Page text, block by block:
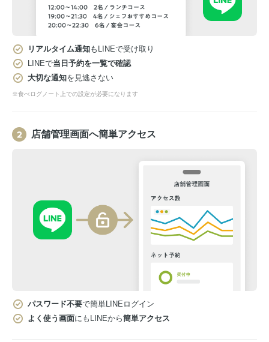
リアルタイム通知もLINEで受け取り
LINEで当日予約を一覧で確認
大切な通知を見逃さない
※食べログノート上での設定が必要になります
店舗管理画面へ簡単アクセス
パスワード不要で簡単LINEログイン
よく使う画面にもLINEから簡単アクセス